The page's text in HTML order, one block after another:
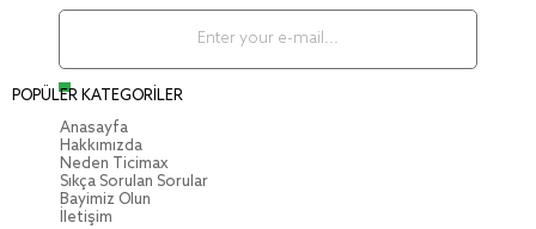
POPÜLER KATEGORİLER
Anasayfa
Hakkımızda
Neden Ticimax
Sıkça Sorulan Sorular
Bayimiz Olun
İletişim